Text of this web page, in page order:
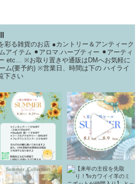
彩る雑貨のお店 ●カントリー＆アンティーク
アイテム ⚫︎アロマ.ハーブティー ⚫︎アーティ
etc… ※お取り置きや通販はDMへお気軽に
ム(要予約) ※営業日、時間は下の ハイライ
下さい